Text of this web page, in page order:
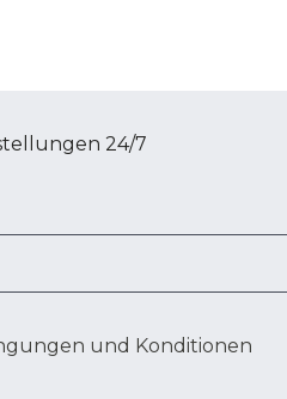
24/7
und Konditionen